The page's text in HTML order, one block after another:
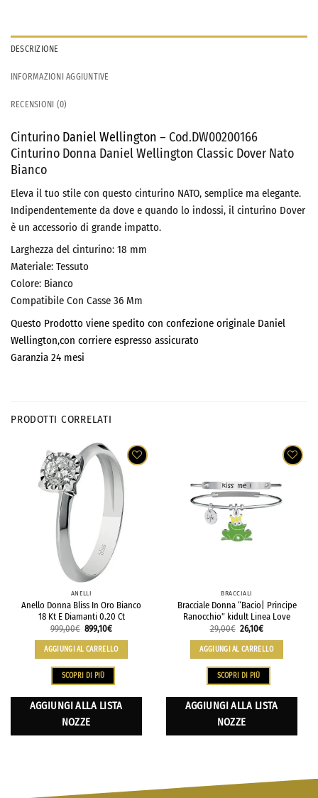
DESCRIZIONE
INFORMAZIONI AGGIUNTIVE
RECENSIONI (0)
Cinturino Daniel Wellington – Cod.DW00200166
Cinturino Donna Daniel Wellington Classic Dover Nato
Bianco
Eleva il tuo stile con questo cinturino NATO, semplice ma elegante.
Indipendentemente da dove e quando lo indossi, il cinturino Dover
è un accessorio di grande impatto.
Larghezza del cinturino: 18 mm
Materiale: Tessuto
Colore: Bianco
Compatibile Con Casse 36 Mm
Questo Prodotto viene spedito con confezione originale Daniel
Wellington,con corriere espresso assicurato
Garanzia 24 mesi
PRODOTTI CORRELATI
ANELLI
Anello Donna Bliss In Oro Bianco
18 Kt E Diamanti 0.20 Ct
999,00€ 899,10€
AGGIUNGI AL CARRELLO
SCOPRI DI PIÙ
AGGIUNGI ALLA LISTA
NOZZE
BRACCIALI
Bracciale Donna “Bacio| Principe
Ranocchio” kidult Linea Love
29,00€ 26,10€
AGGIUNGI AL CARRELLO
SCOPRI DI PIÙ
AGGIUNGI ALLA LISTA
NOZZE